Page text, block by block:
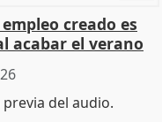
creado es
acabar el verano